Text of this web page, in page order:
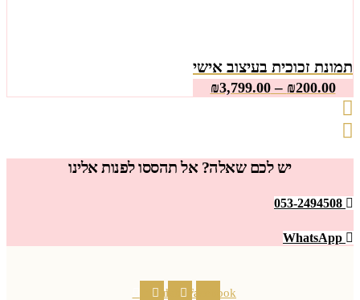
תמונת זכוכית בעיצוב אישי
₪200.00
–
₪3,799.00
יש לכם שאלה? אל תהססו לפנות אלינו
053-2494508
WhatsApp
Facebook
Instagram
Tiktok